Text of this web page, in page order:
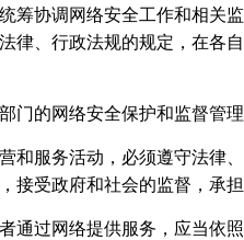
协调网络安全工作和相关
律、行政法规的规定，在各
门的网络安全保护和监督管
服务活动，必须遵守法律
接受政府和社会的监督，承担
过网络提供服务，应当依